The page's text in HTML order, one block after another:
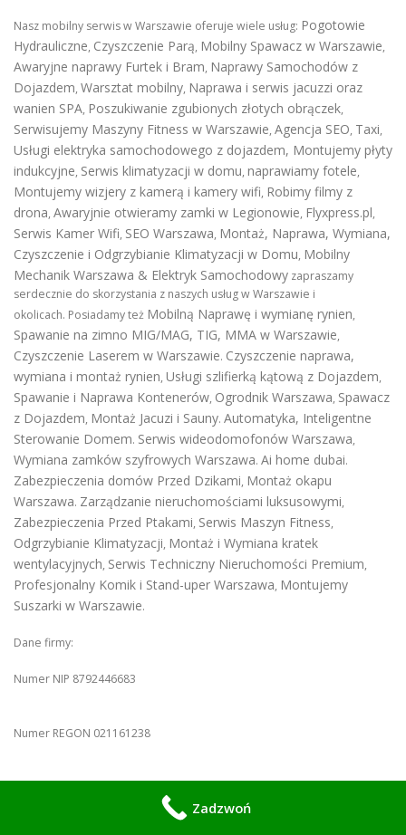
Nasz mobilny serwis w Warszawie oferuje wiele usług: Pogotowie
Hydrauliczne, Czyszczenie Parą, Mobilny Spawacz w Warszawie,
Awaryjne naprawy Furtek i Bram, Naprawy Samochodów z
Dojazdem, Warsztat mobilny, Naprawa i serwis jacuzzi oraz
wanien SPA, Poszukiwanie zgubionych złotych obrączek,
Serwisujemy Maszyny Fitness w Warszawie, Agencja SEO, Taxi,
Usługi elektryka samochodowego z dojazdem, Montujemy płyty
indukcyjne, Serwis klimatyzacji w domu, naprawiamy fotele,
Montujemy wizjery z kamerą i kamery wifi, Robimy filmy z
drona, Awaryjnie otwieramy zamki w Legionowie, Flyxpress.pl,
Serwis Kamer Wifi, SEO Warszawa, Montaż, Naprawa, Wymiana,
Czyszczenie i Odgrzybianie Klimatyzacji w Domu, Mobilny
Mechanik Warszawa & Elektryk Samochodowy zapraszamy
serdecznie do skorzystania z naszych usług w Warszawie i
okolicach. Posiadamy też Mobilną Naprawę i wymianę rynien,
Spawanie na zimno MIG/MAG, TIG, MMA w Warszawie,
Czyszczenie Laserem w Warszawie. Czyszczenie naprawa,
wymiana i montaż rynien, Usługi szlifierką kątową z Dojazdem,
Spawanie i Naprawa Kontenerów, Ogrodnik Warszawa, Spawacz
z Dojazdem, Montaż Jacuzi i Sauny. Automatyka, Inteligentne
Sterowanie Domem. Serwis wideodomofonów Warszawa,
Wymiana zamków szyfrowych Warszawa. Ai home dubai.
Zabezpieczenia domów Przed Dzikami, Montaż okapu
Warszawa. Zarządzanie nieruchomościami luksusowymi,
Zabezpieczenia Przed Ptakami, Serwis Maszyn Fitness,
Odgrzybianie Klimatyzacji, Montaż i Wymiana kratek
wentylacyjnych, Serwis Techniczny Nieruchomości Premium,
Profesjonalny Komik i Stand-uper Warszawa, Montujemy
Suszarki w Warszawie.
Dane firmy:
Numer NIP 8792446683
Numer REGON 021161238
Zadzwoń